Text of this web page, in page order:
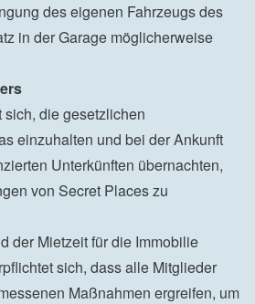
des eigenen Fahrzeugs des
in der Garage möglicherweise
sich, die gesetzlichen
einzuhalten und bei der Ankunft
Unterkünften übernachten,
von Secret Places zu
der Mietzeit für die Immobilie
sich, dass alle Mitglieder
Maßnahmen ergreifen, um